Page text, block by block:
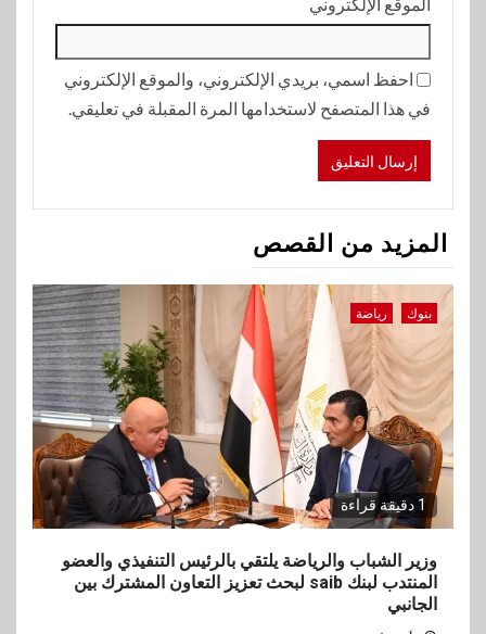
احفظ اسمي، بريدي الإلكتروني، والموقع الإلكتروني
في هذا المتصفح لاستخدامها المرة المقبلة في تعليقي.
المزيد من القصص
بنوك رياضة
1 دقيقة قراءة
وزير الشباب والرياضة يلتقي بالرئيس التنفيذي والعضو
المنتدب لبنك saib لبحث تعزيز التعاون المشترك بين
الجانبي